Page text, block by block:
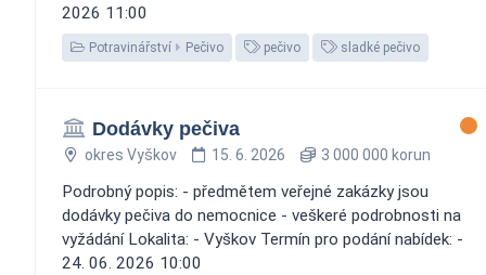
2026 11:00
Potravinářství Pečivo pečivo sladké pečivo
Dodávky pečiva
okres Vyškov 15. 6. 2026 3 000 000 korun
Podrobný popis: - předmětem veřejné zakázky jsou
dodávky pečiva do nemocnice - veškeré podrobnosti na
vyžádání Lokalita: - Vyškov Termín pro podání nabídek: -
24. 06. 2026 10:00